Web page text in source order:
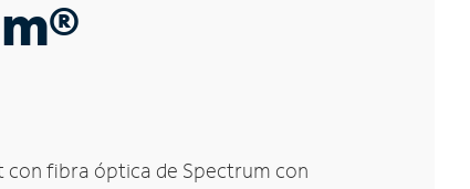
con fibra óptica de Spectrum con